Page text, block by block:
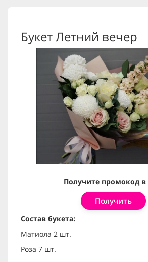
Букет Летний вечер
Получите промокод в
Получить
Состав букета:
Матиола 2 шт.
Роза 7 шт.